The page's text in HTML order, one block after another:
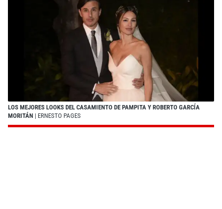
LOS MEJORES LOOKS DEL CASAMIENTO DE PAMPITA Y ROBERTO GARCÍA
MORITÁN | ERNESTO PAGES